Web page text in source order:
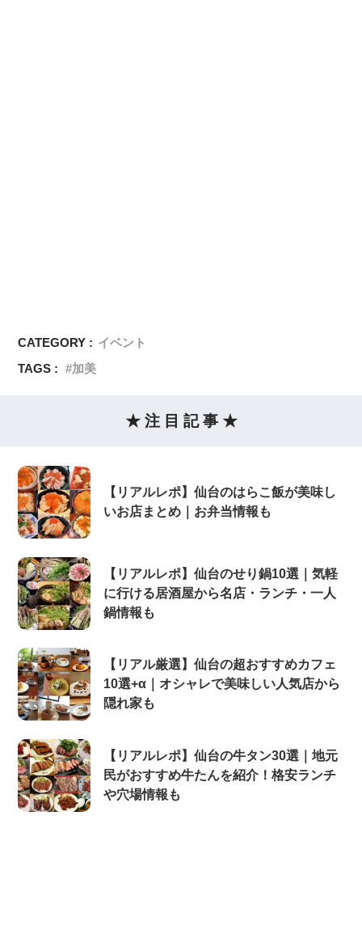
CATEGORY : イベント
TAGS :
加美
★ 注 目 記 事 ★
【リアルレポ】仙台のはらこ飯が美味し
いお店まとめ｜お弁当情報も
【リアルレポ】仙台のせり鍋10選｜気軽
に行ける居酒屋から名店・ランチ・一人
鍋情報も
【リアル厳選】仙台の超おすすめカフェ
10選+α｜オシャレで美味しい人気店から
隠れ家も
【リアルレポ】仙台の牛タン30選｜地元
民がおすすめ牛たんを紹介！格安ランチ
や穴場情報も